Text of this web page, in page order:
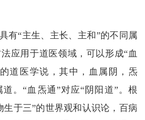
有“主生、主长、主和”的不同属
应用于道医领域，可以形成“血
道医学说，其中，血属阴，炁
道。“血炁通”对应“阴阳道”。根
生于三”的世界观和认识论，百病